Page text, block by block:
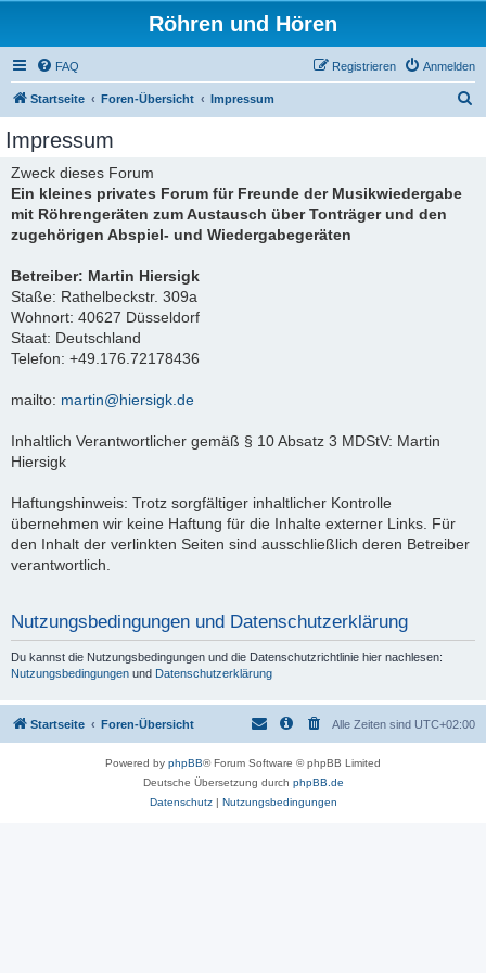
Röhren und Hören
FAQ Anmelden
Registrieren
Startseite Foren-Übersicht Impressum
Impressum
Zweck dieses Forum
Ein kleines privates Forum für Freunde der Musikwiedergabe
mit Röhrengeräten zum Austausch über Tonträger und den
zugehörigen Abspiel- und Wiedergabegeräten
Betreiber: Martin Hiersigk
Staße: Rathelbeckstr. 309a
Wohnort: 40627 Düsseldorf
Staat: Deutschland
Telefon: +49.176.72178436
mailto: martin@hiersigk.de
Inhaltlich Verantwortlicher gemäß § 10 Absatz 3 MDStV: Martin
Hiersigk
Haftungshinweis: Trotz sorgfältiger inhaltlicher Kontrolle
übernehmen wir keine Haftung für die Inhalte externer Links. Für
den Inhalt der verlinkten Seiten sind ausschließlich deren Betreiber
verantwortlich.
Nutzungsbedingungen und Datenschutzerklärung
Du kannst die Nutzungsbedingungen und die Datenschutzrichtlinie hier nachlesen:
Nutzungsbedingungen und Datenschutzerklärung
Startseite Foren-Übersicht Alle Zeiten sind UTC+02:00
Powered by phpBB® Forum Software © phpBB Limited
Deutsche Übersetzung durch phpBB.de
Datenschutz| Nutzungsbedingungen